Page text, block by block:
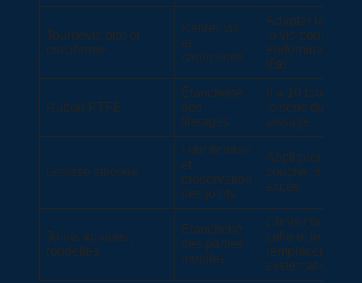
Tournevis plat et
cruciforme
Retirer vis
et
capuchons
Adapter la taille
la vis pour ne
endommager la
tête
Ruban PTFE
Étanchéité
des
filetages
6 à 10 tours
le sens du
vissage
Graisse silicone
Lubrification
et
préservation
des joints
Appliquer en
couche, sans
excès
Joints toriques,
rondelles
Étanchéité
des parties
mobiles
Choisir la bonne
taille et les
remplacer